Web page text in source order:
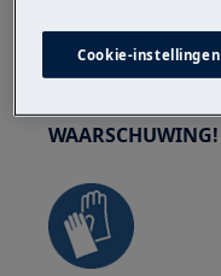
WAARSCHUWING!
Cookie-instellingen